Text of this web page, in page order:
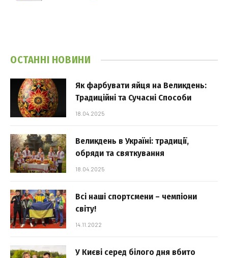
ОСТАННІ НОВИНИ
Як фарбувати яйця на Великдень:
Традиційні та Сучасні Способи
18.04.2025
Великдень в Україні: традиції,
обряди та святкування
18.04.2025
Всі наші спортсмени – чемпіони
світу!
14.11.2022
У Києві серед білого дня вбито